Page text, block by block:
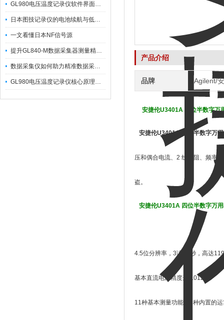
GL980电压温度记录仪软件界面功能与使用技巧
日本图技记录仪的电池续航与低功耗模式适用场景分析
一文看懂日本NF信号源
提升GL840-M数据采集器测量精度的操作秘籍
数据采集仪如何助力精准数据采集与分析？​
GL980电压温度记录仪核心原理及行业应用
产品介绍
品牌 Agilent/
安捷伦U3401A 四位半数字万
安捷伦U3401A 四位半数字万
压和偶合电流、2 线电阻、频率
盗。
安捷伦U3401A 四位半数字万
4.5位分辨率，3读数/秒，高达
基本直流电压精度达0.012%
11种基本测量功能和6种内置的